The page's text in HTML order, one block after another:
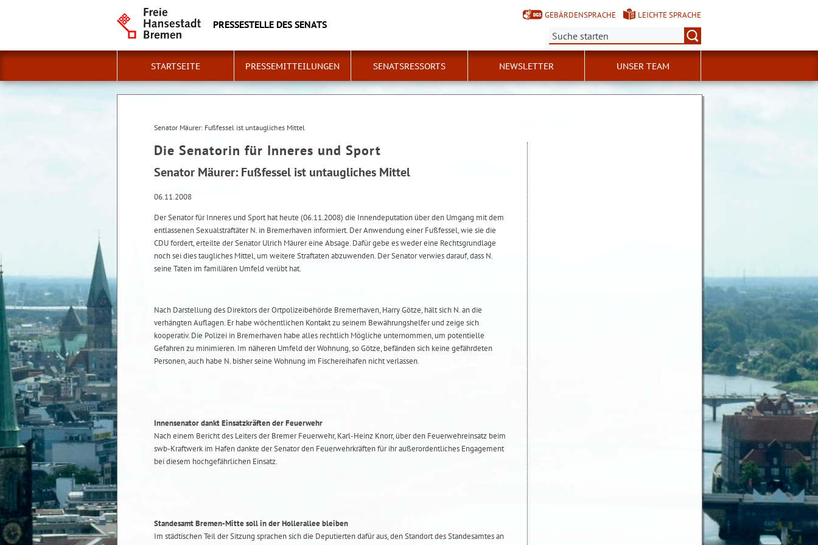
PRESSESTELLE DES SENATS
GEBÄRDENSPRACHE
LEICHTE SPRACHE
Suche:
STARTSEITE PRESSEMITTEILUNGEN SENATSRESSORTS NEWSLETTER UNSER TEAM
Senator Mäurer: Fußfessel ist untaugliches Mittel
Die Senatorin für Inneres und Sport
Senator Mäurer: Fußfessel ist untaugliches Mittel
06.11.2008
Der Senator für Inneres und Sport hat heute (06.11.2008) die Innendeputation über den Umgang mit dem
entlassenen Sexualstraftäter N. in Bremerhaven informiert. Der Anwendung einer Fußfessel, wie sie die
CDU fordert, erteilte der Senator Ulrich Mäurer eine Absage. Dafür gebe es weder eine Rechtsgrundlage
noch sei dies taugliches Mittel, um weitere Straftaten abzuwenden. Der Senator verwies darauf, dass N.
seine Taten im familiären Umfeld verübt hat.
Nach Darstellung des Direktors der Ortpolizeibehörde Bremerhaven, Harry Götze, hält sich N. an die
verhängten Auflagen. Er habe wöchentlichen Kontakt zu seinem Bewährungshelfer und zeige sich
kooperativ. Die Polizei in Bremerhaven habe alles rechtlich Mögliche unternommen, um potentielle
Gefahren zu minimieren. Im näheren Umfeld der Wohnung, so Götze, befänden sich keine gefährdeten
Personen, auch habe N. bisher seine Wohnung im Fischereihafen nicht verlassen.
Innensenator dankt Einsatzkräften der Feuerwehr
Nach einem Bericht des Leiters der Bremer Feuerwehr, Karl-Heinz Knorr, über den Feuerwehreinsatz beim
swb-Kraftwerk im Hafen dankte der Senator den Feuerwehrkräften für ihr außerordentliches Engagement
bei diesem hochgefährlichen Einsatz.
Standesamt Bremen-Mitte soll in der Hollerallee bleiben
Im städtischen Teil der Sitzung sprachen sich die Deputierten dafür aus, den Standort des Standesamtes an